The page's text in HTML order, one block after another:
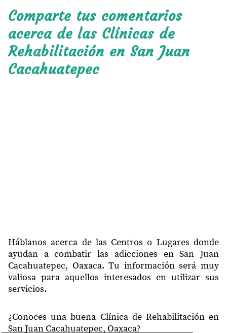
Comparte tus comentarios
acerca de las Clínicas de
Rehabilitación en San Juan
Cacahuatepec
Háblanos acerca de las Centros o Lugares donde
ayudan a combatir las adicciones en San Juan
Cacahuatepec, Oaxaca. Tu información será muy
valiosa para aquellos interesados en utilizar sus
servicios.
¿Conoces una buena Clínica de Rehabilitación en
San Juan Cacahuatepec, Oaxaca?